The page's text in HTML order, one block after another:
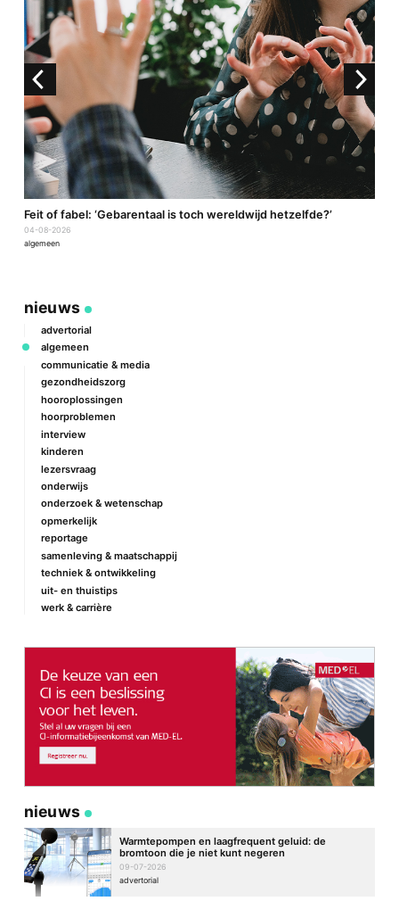
Feit of fabel: ‘Gebarentaal is toch wereldwijd hetzelfde?’
04-08-2026
algemeen
nieuws
advertorial
algemeen
communicatie & media
gezondheidszorg
hooroplossingen
hoorproblemen
interview
kinderen
lezersvraag
onderwijs
onderzoek & wetenschap
opmerkelijk
reportage
samenleving & maatschappij
techniek & ontwikkeling
uit- en thuistips
werk & carrière
nieuws
Warmtepompen en laagfrequent geluid: de
bromtoon die je niet kunt negeren
09-07-2026
advertorial